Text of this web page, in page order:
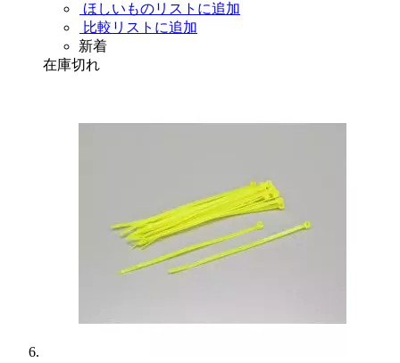
ほしいものリストに追加
比較リストに追加
新着
在庫切れ